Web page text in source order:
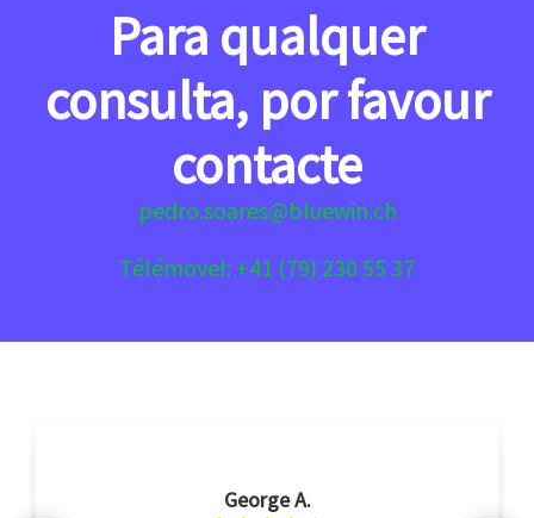
Para qualquer
consulta, por favour
contacte
pedro.soares@bluewin.ch
Télémovel: +41 (79) 230 55 37
George A.